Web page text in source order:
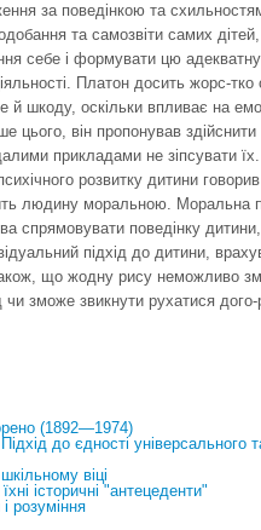
за поведінкою та
та самозвіти самих
себе і формувати цю
Платон досить жорс-
шкоду, оскільки впливає на
він пропонував здійснити
прикладами не зіпсувати їх.
розвитку дитини
людину моральною. Моральна
спрямовувати поведінку
підхід до дитини,
що жодну рису неможливо
зможе звикнути рухатися дого-
(1892—1974)
до єдності універсального
віці
історичні "антецеденти"
розуміння